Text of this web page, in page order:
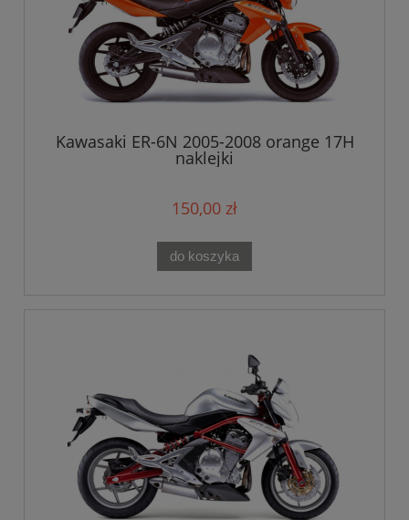
Kawasaki ER-6N 2005-2008 orange 17H
naklejki
150,00 zł
do koszyka